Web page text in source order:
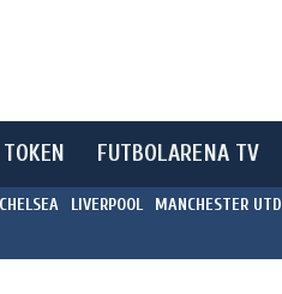
FUTBOLARENA TV
CHELSEA LIVERPOOL MANCHESTER UTD